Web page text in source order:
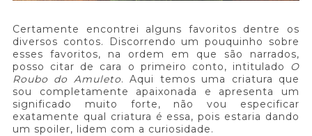
Certamente encontrei alguns favoritos dentre os
diversos contos. Discorrendo um pouquinho sobre
esses favoritos, na ordem em que são narrados,
posso citar de cara o primeiro conto, intitulado O
Roubo do Amuleto. Aqui temos uma criatura que
sou completamente apaixonada e apresenta um
significado muito forte, não vou especificar
exatamente qual criatura é essa, pois estaria dando
um spoiler, lidem com a curiosidade.